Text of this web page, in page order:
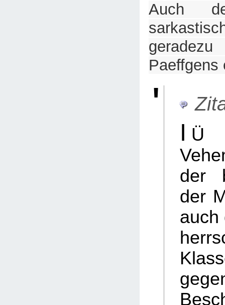
Auch
geradezu
Paeffgens
I Ü
der
der
auch